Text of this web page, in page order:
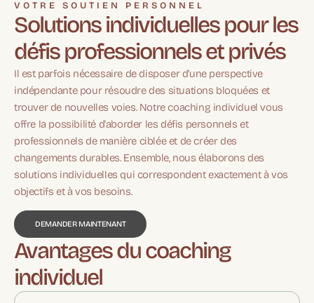
VOTRE SOUTIEN PERSONNEL
Solutions individuelles pour les
défis professionnels et privés
Il est parfois nécessaire de disposer d'une perspective
indépendante pour résoudre des situations bloquées et
trouver de nouvelles voies. Notre coaching individuel vous
offre la possibilité d'aborder les défis personnels et
professionnels de manière ciblée et de créer des
changements durables. Ensemble, nous élaborons des
solutions individuelles qui correspondent exactement à vos
objectifs et à vos besoins.
DEMANDER MAINTENANT
Avantages du coaching
individuel